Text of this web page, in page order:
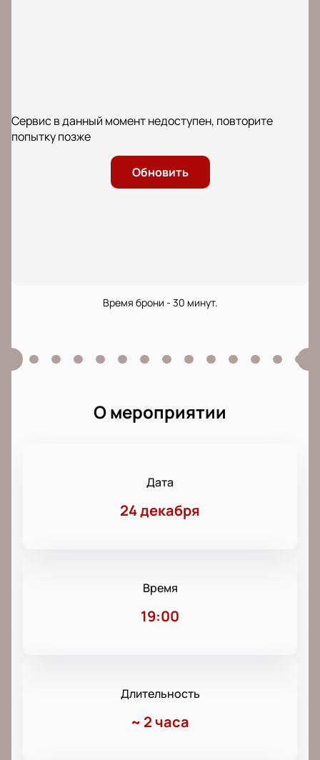
Сервис в данный момент недоступен, повторите
попытку позже
Обновить
Время брони - 30 минут.
О мероприятии
Дата
24 декабря
Время
19:00
Длительность
~ 2 часа